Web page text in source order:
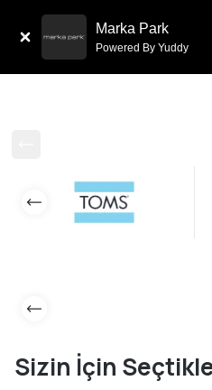
Marka Park
Powered By Yuddy
Sizin İçin